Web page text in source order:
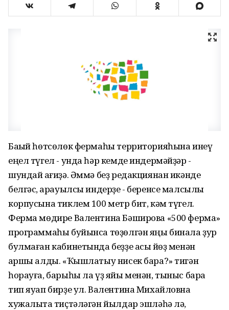
Баҡый һөтсөлөк фермаһы территорияһына инеү
еңел түгел - унда һәр кемде индермәйҙәр -
шундай ҡағиҙә. Әммә беҙ редакциянан икәнде
белгәс, ҡарауылсы индерҙе - беренсе малсылыҡ
корпусына тиклем 100 метр бит, кәм түгел.
Ферма мөдире Валентина Бәширова «500 ферма»
программаһы буйынса төҙөлгән яңы бинала ҙур
булмаған кабинетында беҙҙе асыҡ йөҙ менән
ҡаршы алды. «Ҡышлатыу нисек бара?» тигән
һорауға, барыһы ла үҙ яйы менән, тыныс бара
тип яуап бирҙе ул. Валентина Михайловна
хужалыҡта тиҫтәләгән йылдар эшләһә лә,